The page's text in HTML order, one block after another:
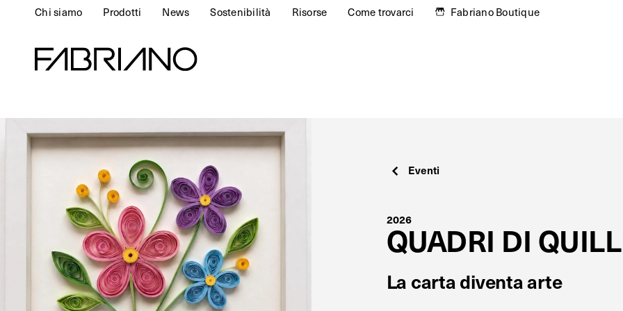
Chi siamo Prodotti News Sostenibilità Risorse Come trovarci Fabriano Boutique
Eventi
2026
QUADRI DI
La carta diventa arte